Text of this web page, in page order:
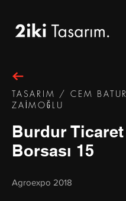
TASARIM / CEM BATUR
ZAİMOĞLU
Burdur Ticaret
Borsası 15
Agroexpo 2018